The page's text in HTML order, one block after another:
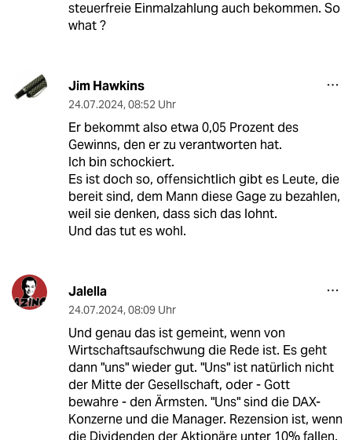
steuerfreie Einmalzahlung auch bekommen. So
what ?
Jim Hawkins
24.07.2024, 08:52 Uhr
Er bekommt also etwa 0,05 Prozent des
Gewinns, den er zu verantworten hat.
Ich bin schockiert.
Es ist doch so, offensichtlich gibt es Leute, die
bereit sind, dem Mann diese Gage zu bezahlen,
weil sie denken, dass sich das lohnt.
Und das tut es wohl.
Jalella
24.07.2024, 08:09 Uhr
Und genau das ist gemeint, wenn von
Wirtschaftsaufschwung die Rede ist. Es geht
dann "uns" wieder gut. "Uns" ist natürlich nicht
der Mitte der Gesellschaft, oder - Gott
bewahre - den Ärmsten. "Uns" sind die DAX-
Konzerne und die Manager. Rezension ist, wenn
die Dividenden der Aktionäre unter 10% fallen.